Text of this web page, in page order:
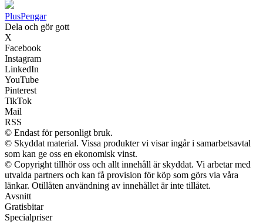
PlusPengar
Dela och gör gott
X
Facebook
Instagram
LinkedIn
YouTube
Pinterest
TikTok
Mail
RSS
© Endast för personligt bruk.
© Skyddat material. Vissa produkter vi visar ingår i samarbetsavtal
som kan ge oss en ekonomisk vinst.
© Copyright tillhör oss och allt innehåll är skyddat. Vi arbetar med
utvalda partners och kan få provision för köp som görs via våra
länkar. Otillåten användning av innehållet är inte tillåtet.
Avsnitt
Gratisbitar
Specialpriser